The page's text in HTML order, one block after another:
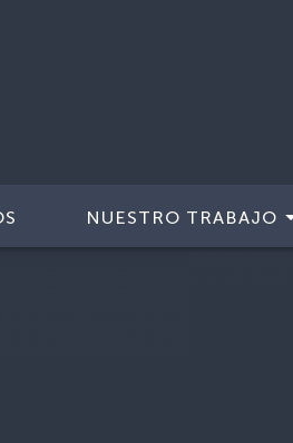
NUESTRO TRABAJO